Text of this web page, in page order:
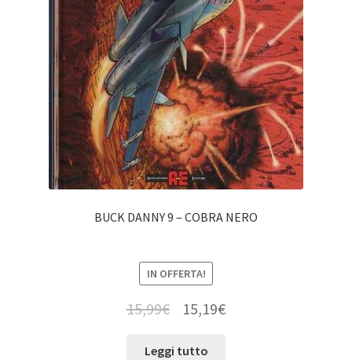
BUCK DANNY 9 – COBRA NERO
IN OFFERTA!
15,99€ 15,19€
Leggi tutto